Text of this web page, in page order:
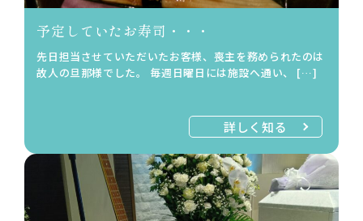
予定していたお寿司・・・
先日担当させていただいたお客様、喪主を務められたのは
故人の旦那様でした。 毎週日曜日には施設へ通い、 […]
詳しく知る